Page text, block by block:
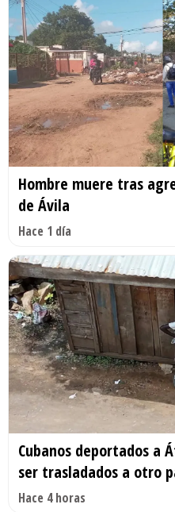
Hombre muere tras
de Ávila
Hace 1 día
Cubanos deportados a
ser trasladados a otro
Hace 4 horas